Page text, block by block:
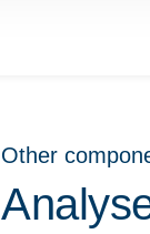
Other